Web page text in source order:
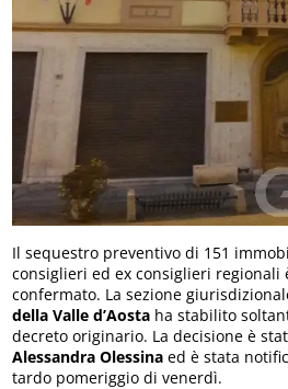
Il sequestro preventivo di 151
consiglieri ed ex consiglieri regionali
confermato. La sezione
della Valle d’Aosta ha stabilito
decreto originario. La decisione è
Alessandra Olessina ed è stata
tardo pomeriggio di venerdì.